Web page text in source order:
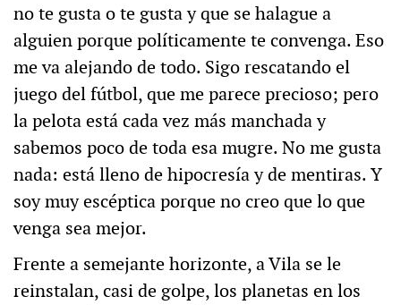
no te gusta o te gusta y que se halague a
alguien porque políticamente te convenga. Eso
me va alejando de todo. Sigo rescatando el
juego del fútbol, que me parece precioso; pero
la pelota está cada vez más manchada y
sabemos poco de toda esa mugre. No me gusta
nada: está lleno de hipocresía y de mentiras. Y
soy muy escéptica porque no creo que lo que
venga sea mejor.
Frente a semejante horizonte, a Vila se le
reinstalan, casi de golpe, los planetas en los